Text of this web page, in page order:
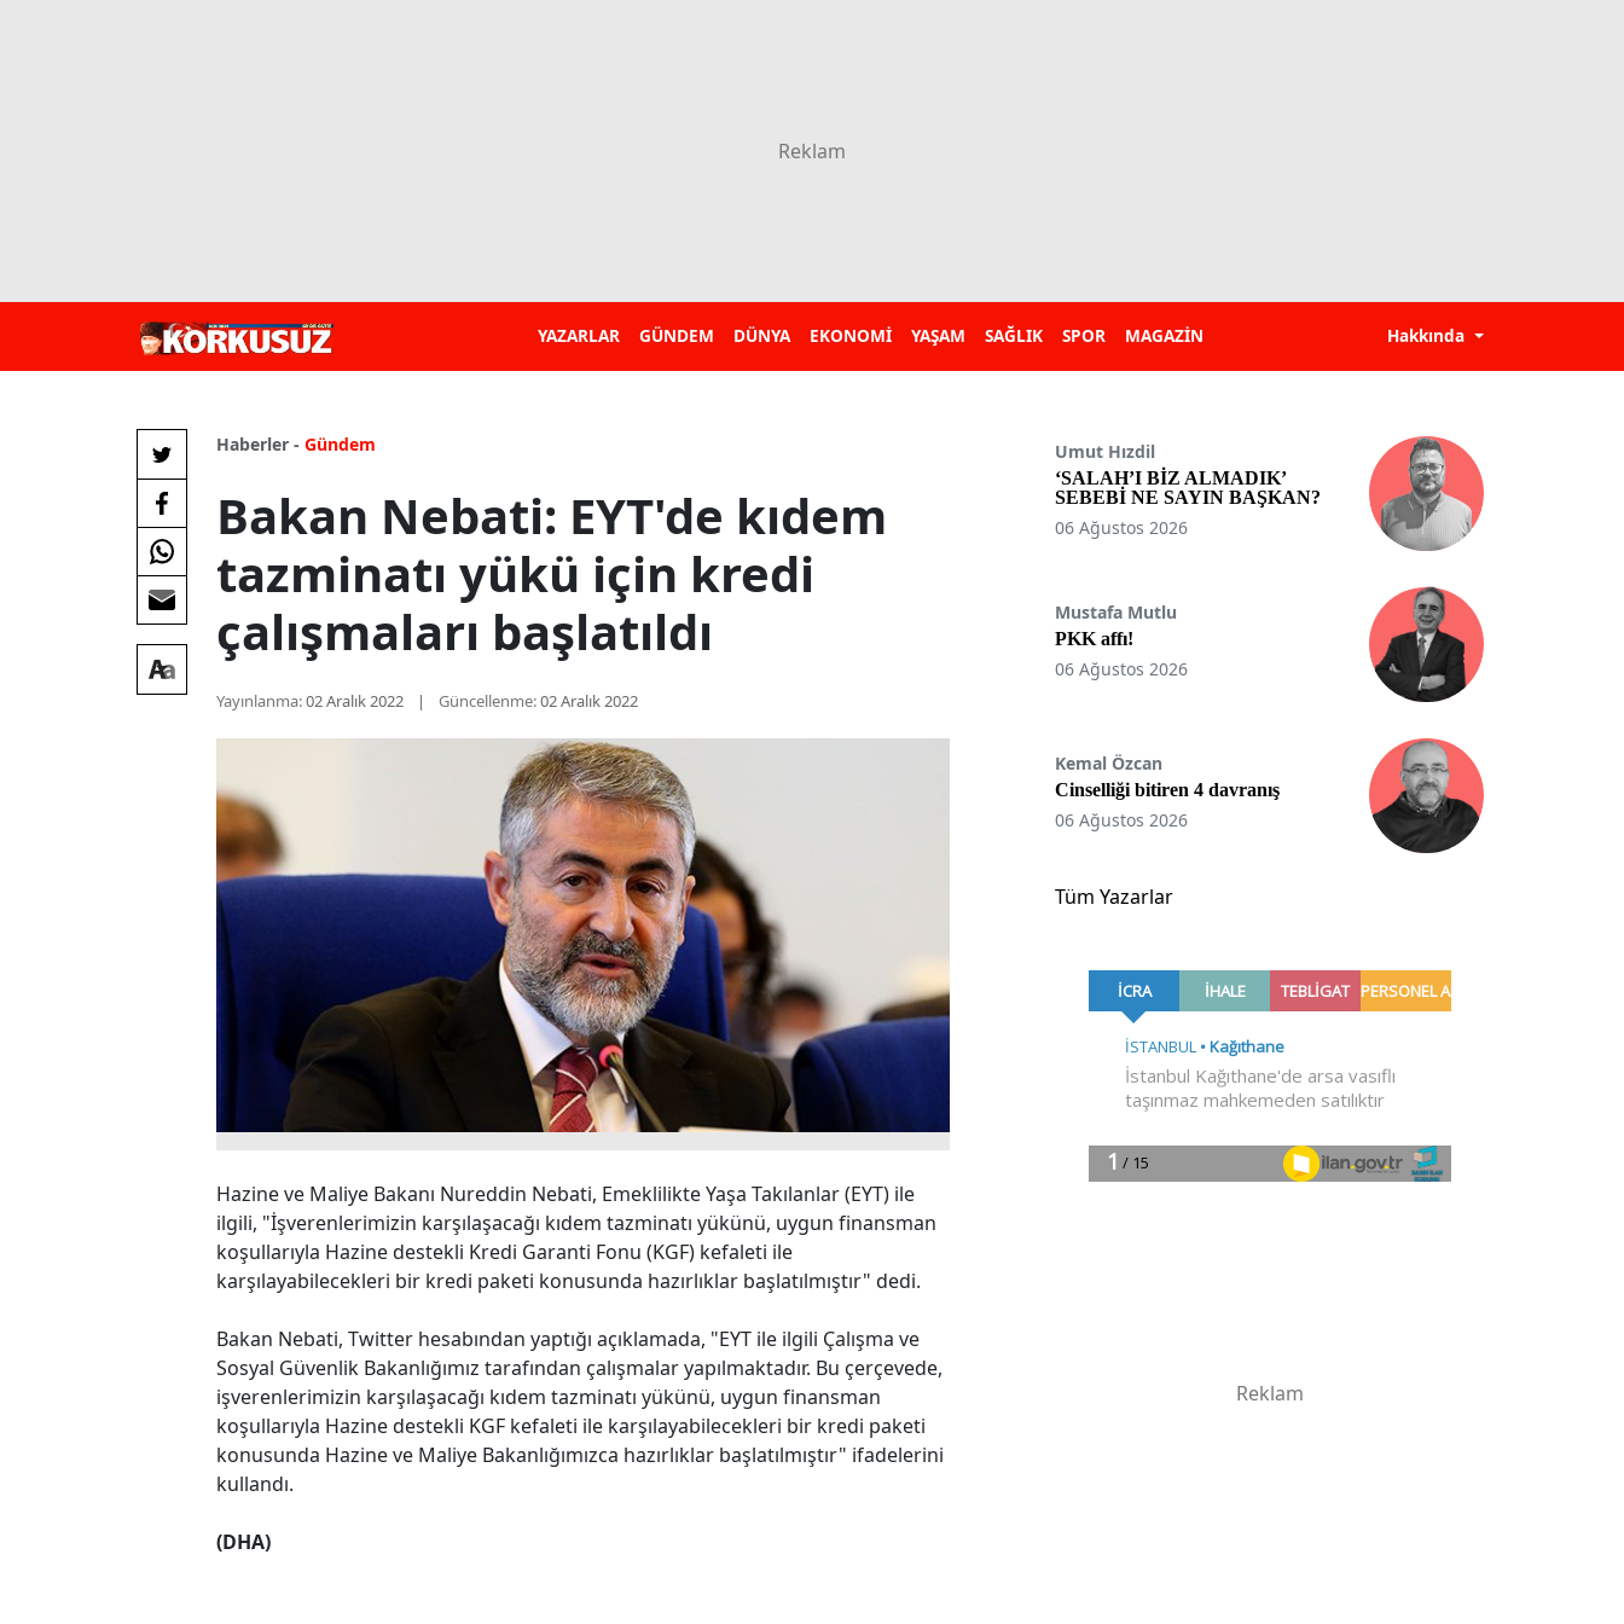
YAZARLAR GÜNDEM DÜNYA EKONOMİ YAŞAM SAĞLIK SPOR MAGAZİN Hakkında
Haberler - Gündem
Bakan Nebati: EYT'de kıdem
tazminatı yükü için kredi
çalışmaları başlatıldı
Yayınlanma:02 Aralık 2022 Güncellenme:02 Aralık 2022
Hazine ve Maliye Bakanı Nureddin Nebati, Emeklilikte Yaşa Takılanlar (EYT) ile
ilgili, "İşverenlerimizin karşılaşacağı kıdem tazminatı yükünü, uygun finansman
koşullarıyla Hazine destekli Kredi Garanti Fonu (KGF) kefaleti ile
karşılayabilecekleri bir kredi paketi konusunda hazırlıklar başlatılmıştır" dedi.
Bakan Nebati, Twitter hesabından yaptığı açıklamada, "EYT ile ilgili Çalışma ve
Sosyal Güvenlik Bakanlığımız tarafından çalışmalar yapılmaktadır. Bu çerçevede,
işverenlerimizin karşılaşacağı kıdem tazminatı yükünü, uygun finansman
koşullarıyla Hazine destekli KGF kefaleti ile karşılayabilecekleri bir kredi paketi
konusunda Hazine ve Maliye Bakanlığımızca hazırlıklar başlatılmıştır" ifadelerini
kullandı.
(DHA)
Umut Hızdil
‘SALAH’I BİZ ALMADIK’
SEBEBİ NE SAYIN BAŞKAN?
06 Ağustos 2026
Mustafa Mutlu
PKK affı!
06 Ağustos 2026
Kemal Özcan
Cinselliği bitiren 4 davranış
06 Ağustos 2026
Tüm Yazarlar